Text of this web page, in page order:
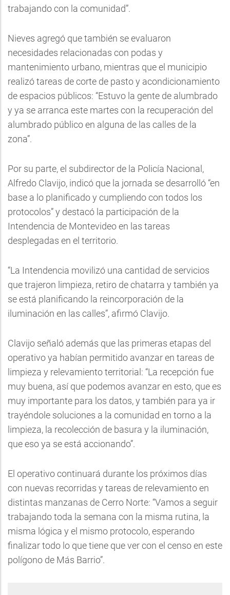
trabajando con la comunidad”.
Nieves agregó que también se evaluaron
necesidades relacionadas con podas y
mantenimiento urbano, mientras que el municipio
realizó tareas de corte de pasto y acondicionamiento
de espacios públicos: “Estuvo la gente de alumbrado
y ya se arranca este martes con la recuperación del
alumbrado público en alguna de las calles de la
zona”.
Por su parte, el subdirector de la Policía Nacional,
Alfredo Clavijo, indicó que la jornada se desarrolló “en
base a lo planificado y cumpliendo con todos los
protocolos” y destacó la participación de la
Intendencia de Montevideo en las tareas
desplegadas en el territorio.
“La Intendencia movilizó una cantidad de servicios
que trajeron limpieza, retiro de chatarra y también ya
se está planificando la reincorporación de la
iluminación en las calles”, afirmó Clavijo.
Clavijo señaló además que las primeras etapas del
operativo ya habían permitido avanzar en tareas de
limpieza y relevamiento territorial: “La recepción fue
muy buena, así que podemos avanzar en esto, que es
muy importante para los datos, y también para ya ir
trayéndole soluciones a la comunidad en torno a la
limpieza, la recolección de basura y la iluminación,
que eso ya se está accionando”.
El operativo continuará durante los próximos días
con nuevas recorridas y tareas de relevamiento en
distintas manzanas de Cerro Norte: “Vamos a seguir
trabajando toda la semana con la misma rutina, la
misma lógica y el mismo protocolo, esperando
finalizar todo lo que tiene que ver con el censo en este
polígono de Más Barrio”.